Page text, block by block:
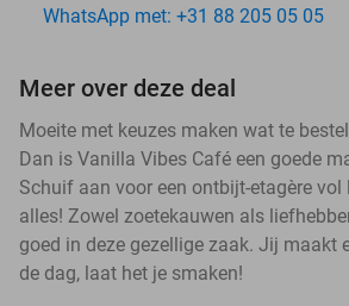
WhatsApp met: +31 88 205 05 05
Meer over deze deal
Moeite met keuzes maken wat te
Dan is Vanilla Vibes Café een goede
Schuif aan voor een ontbijt-etagère vol
alles! Zowel zoetekauwen als
goed in deze gezellige zaak. Jij maakt
de dag, laat het je smaken!